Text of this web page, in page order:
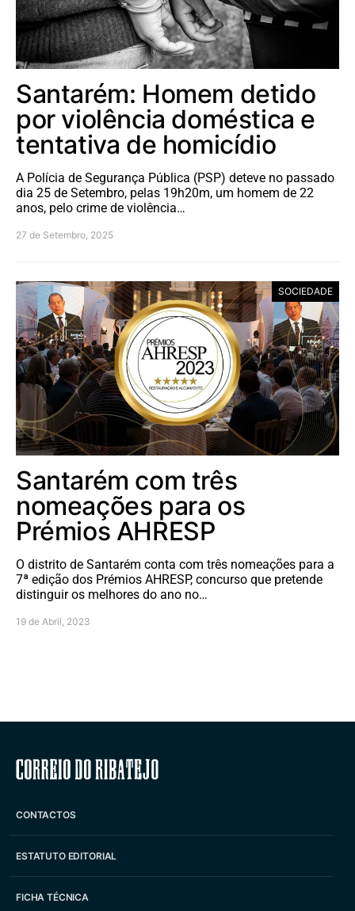
Santarém: Homem detido
por violência doméstica e
tentativa de homicídio
A Polícia de Segurança Pública (PSP) deteve no passado
dia 25 de Setembro, pelas 19h20m, um homem de 22
anos, pelo crime de violência…
27 de Setembro, 2025
SOCIEDADE
Santarém com três
nomeações para os
Prémios AHRESP
O distrito de Santarém conta com três nomeações para a
7ª edição dos Prémios AHRESP, concurso que pretende
distinguir os melhores do ano no…
19 de Abril, 2023
Correio do Ribatejo
CONTACTOS
ESTATUTO EDITORIAL
FICHA TÉCNICA